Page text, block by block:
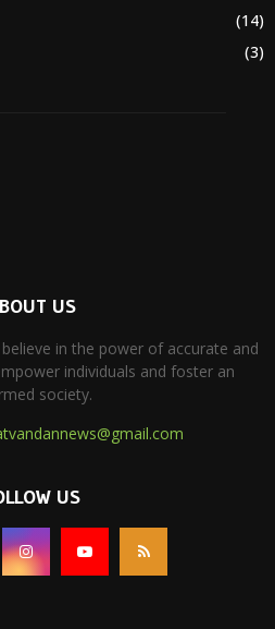
(14)
(3)
US
in the power of accurate and
individuals and foster an
society.
US